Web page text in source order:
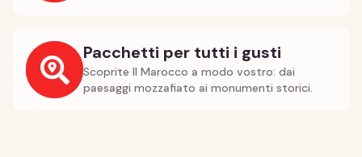
Pacchetti per tutti i gusti
Scoprite Il Marocco a modo vostro: dai
paesaggi mozzafiato ai monumenti storici.